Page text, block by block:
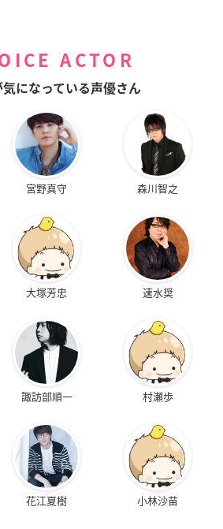
ACTOR
気になっている声優さん
宮野真守 森川智之
大塚芳忠 速水奨
諏訪部順一 村瀬歩
花江夏樹 小林沙苗